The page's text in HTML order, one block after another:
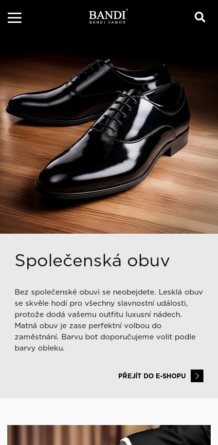
Společenská obuv
Bez společenské obuvi se neobejdete. Lesklá obuv
se skvěle hodí pro všechny slavnostní události,
protože dodá vašemu outfitu luxusní nádech.
Matná obuv je zase perfektní volbou do
zaměstnání. Barvu bot doporučujeme volit podle
barvy obleku.
PŘEJÍT DO E-SHOPU